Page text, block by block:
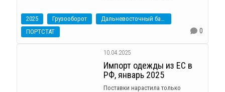
2025 Грузооборот
Дальневосточный бассейн
ПОРТСТАТ
0
10.04.2025
Импорт одежды из ЕС в
РФ, январь 2025
Поставки нарастила только